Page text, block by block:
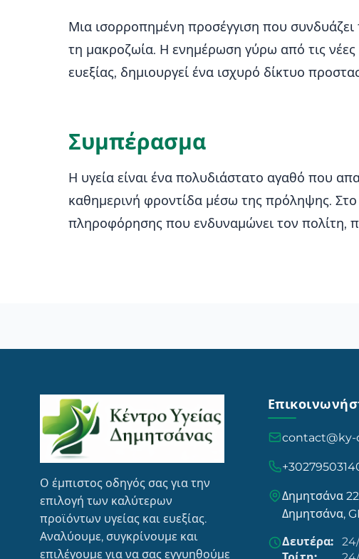
Μια ισορροπημένη προσέγγιση που συνδυάζει
τη μακροζωία. Η ενημέρωση γύρω από τις
ευεξίας, δημιουργεί ένα ισχυρό δίκτυο
Συμπέρασμα
Η υγεία είναι ένα πολυδιάστατο αγαθό που
καθημερινή φροντίδα μέσω της πρόληψης.
πληροφόρησης που ενδυναμώνει τον πολίτη,
Ο έμπιστος οδηγός σας για την
επιλογή των καλύτερων
προϊόντων υγείας και ευεξίας.
Αναλύουμε, συγκρίνουμε και
επιλέγουμε για να σας εγγυηθούμε
Δημητσάνα
Δημητσάνα,
Δευτέρα: